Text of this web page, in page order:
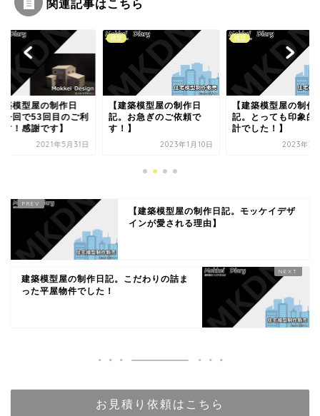
関連記事はこちら
築模型屋の制作日
お急ぎのご依頼で
】
2023年1月10日
模型
【建築模型屋の制作日
記。とっても印象的な設
計でした！】
2023年3月12日
模型
【建築模型屋の制
記。1/50スケール
ゼン模型】
2022年8
【建築模型屋の制作日記。モッケイデザ
インが愛される理由】
建築模型屋の制作日記。こだわりの詰ま
った平屋物件でした！
お見積り依頼はこちら